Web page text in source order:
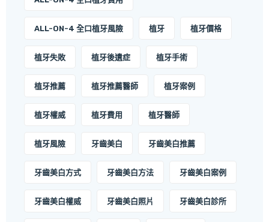
ALL-ON-4 全口植牙風險 植牙 植牙價格
植牙失敗 植牙後遺症 植牙手術
植牙推薦 植牙推薦醫師 植牙案例
植牙權威 植牙費用 植牙醫師
植牙風險 牙齒美白 牙齒美白推薦
牙齒美白方式 牙齒美白方法 牙齒美白案例
牙齒美白權威 牙齒美白照片 牙齒美白診所